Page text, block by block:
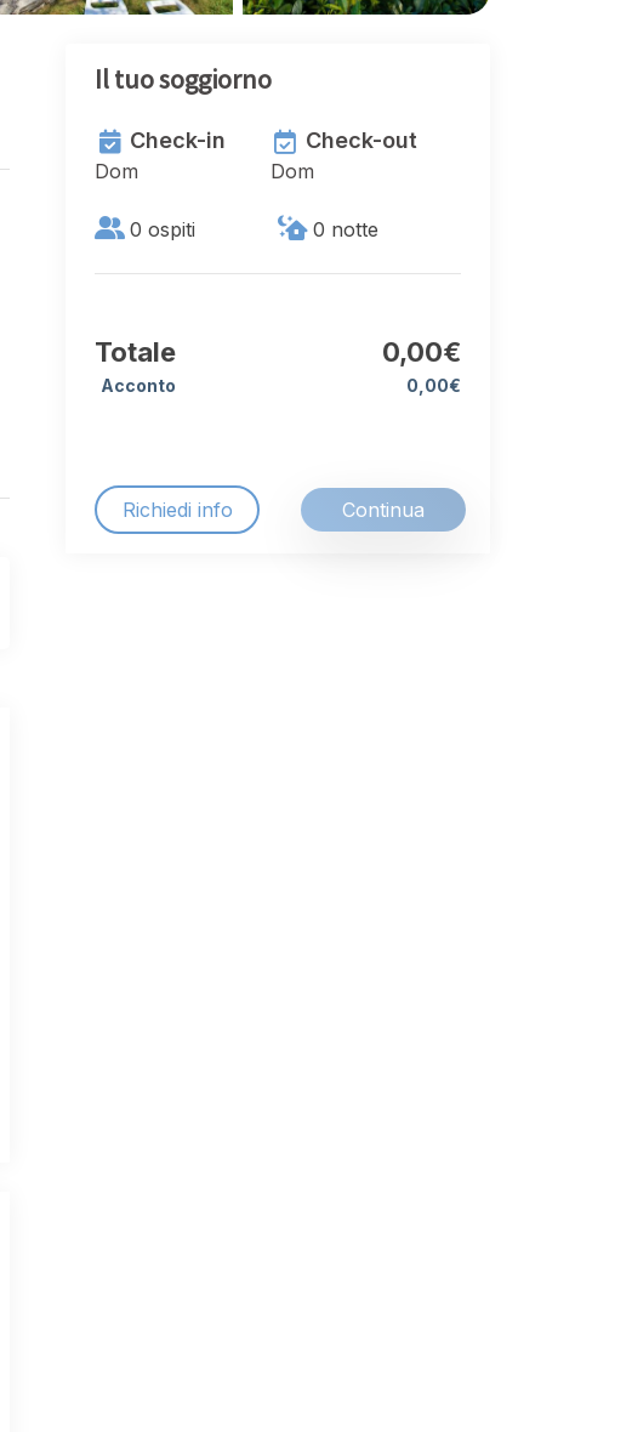
Il tuo soggiorno
Check-in
Dom
Check-out
Dom
0 ospiti 0 notte
Totale
Acconto
0,00€
0,00€
Richiedi info Continua